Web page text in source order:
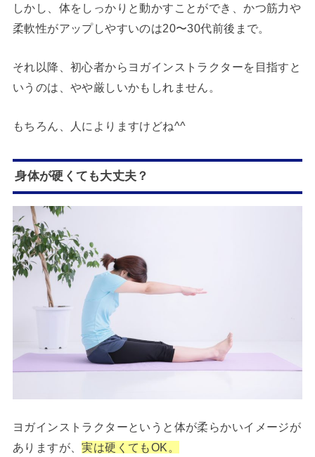
しかし、体をしっかりと動かすことができ、かつ筋力や
柔軟性がアップしやすいのは20〜30代前後まで。
それ以降、初心者からヨガインストラクターを目指すと
いうのは、やや厳しいかもしれません。
もちろん、人によりますけどね^^
身体が硬くても大丈夫？
ヨガインストラクターというと体が柔らかいイメージが
ありますが、実は硬くてもOK。